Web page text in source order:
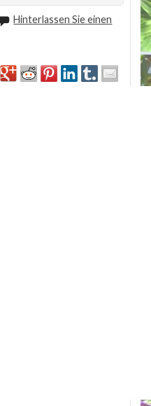
Hinterlassen Sie einen